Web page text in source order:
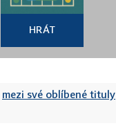
HRÁT
mezi své oblíbené tituly